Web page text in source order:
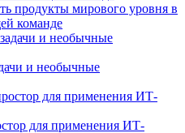
продукты мирового уровня в
команде
и необычные
для применения ИТ-